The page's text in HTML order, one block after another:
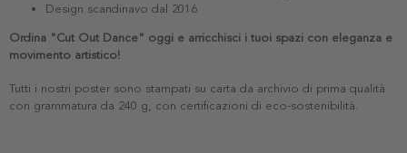
Design scandinavo dal 2016
Ordina "Cut Out Dance" oggi e arricchisci i tuoi spazi con eleganza e
movimento artistico!
Tutti i nostri poster sono stampati su carta da archivio di prima qualità
con grammatura da 240 g, con certificazioni di eco-sostenibilità.